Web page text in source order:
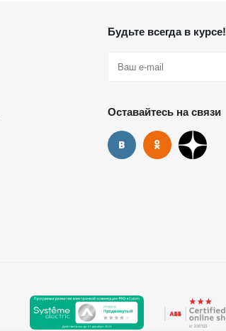
Будьте всегда в курсе!
Оставайтесь на связи